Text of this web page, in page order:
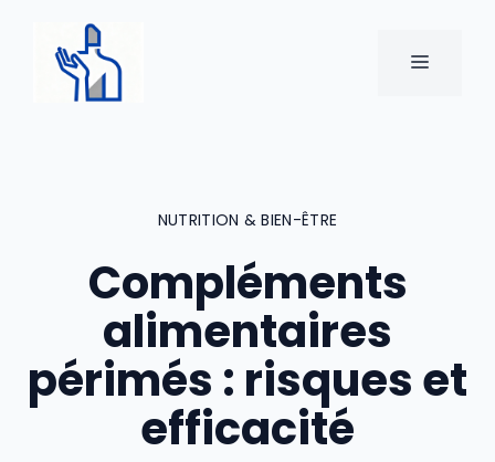
contenu
MENU
NUTRITION & BIEN-ÊTRE
Compléments
alimentaires
périmés : risques et
efficacité